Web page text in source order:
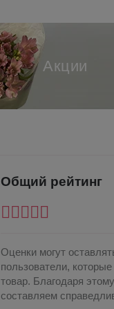
Акции
Общий рейтинг
Оценки могут
пользователи,
товар. Благодаря
составляем